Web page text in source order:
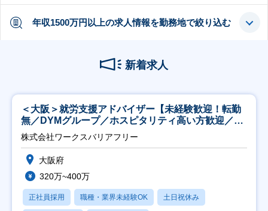
年収1500万円以上の求人情報を勤務地で絞り込む
新着求人
＜大阪＞就労支援アドバイザー【未経験歓迎！転勤
無／DYMグループ／ホスピタリティ高い方歓迎／土
日祝】
株式会社ワークスバリアフリー
大阪府
320万~400万
正社員採用 職種・業界未経験OK 土日祝休み